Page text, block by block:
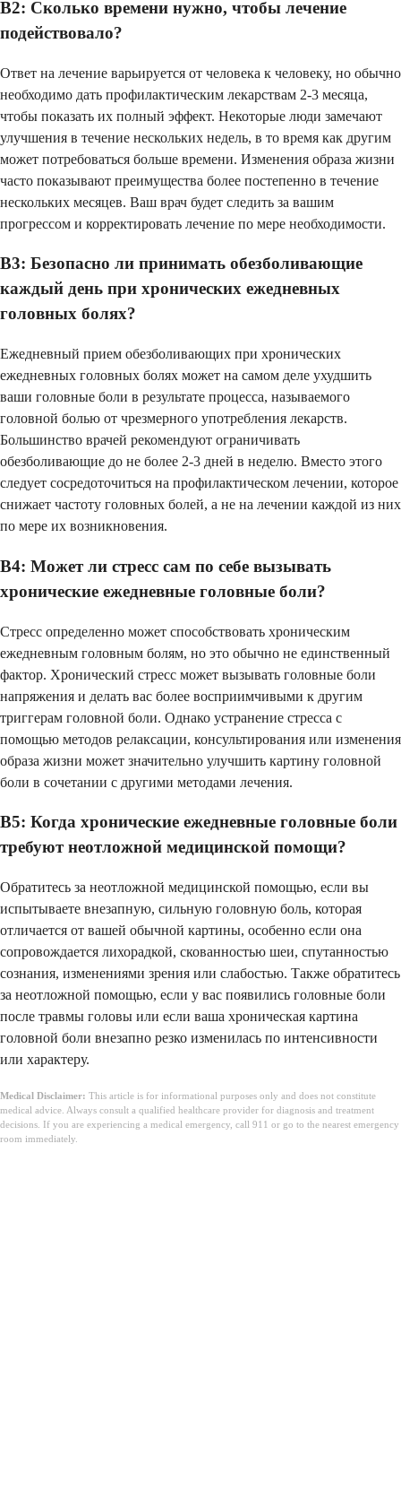
В2: Сколько времени нужно, чтобы лечение
подействовало?
Ответ на лечение варьируется от человека к человеку, но обычно
необходимо дать профилактическим лекарствам 2-3 месяца,
чтобы показать их полный эффект. Некоторые люди замечают
улучшения в течение нескольких недель, в то время как другим
может потребоваться больше времени. Изменения образа жизни
часто показывают преимущества более постепенно в течение
нескольких месяцев. Ваш врач будет следить за вашим
прогрессом и корректировать лечение по мере необходимости.
В3: Безопасно ли принимать обезболивающие
каждый день при хронических ежедневных
головных болях?
Ежедневный прием обезболивающих при хронических
ежедневных головных болях может на самом деле ухудшить
ваши головные боли в результате процесса, называемого
головной болью от чрезмерного употребления лекарств.
Большинство врачей рекомендуют ограничивать
обезболивающие до не более 2-3 дней в неделю. Вместо этого
следует сосредоточиться на профилактическом лечении, которое
снижает частоту головных болей, а не на лечении каждой из них
по мере их возникновения.
В4: Может ли стресс сам по себе вызывать
хронические ежедневные головные боли?
Стресс определенно может способствовать хроническим
ежедневным головным болям, но это обычно не единственный
фактор. Хронический стресс может вызывать головные боли
напряжения и делать вас более восприимчивыми к другим
триггерам головной боли. Однако устранение стресса с
помощью методов релаксации, консультирования или изменения
образа жизни может значительно улучшить картину головной
боли в сочетании с другими методами лечения.
В5: Когда хронические ежедневные головные боли
требуют неотложной медицинской помощи?
Обратитесь за неотложной медицинской помощью, если вы
испытываете внезапную, сильную головную боль, которая
отличается от вашей обычной картины, особенно если она
сопровождается лихорадкой, скованностью шеи, спутанностью
сознания, изменениями зрения или слабостью. Также обратитесь
за неотложной помощью, если у вас появились головные боли
после травмы головы или если ваша хроническая картина
головной боли внезапно резко изменилась по интенсивности
или характеру.
Medical Disclaimer: This article is for informational purposes only and does not constitute
medical advice. Always consult a qualified healthcare provider for diagnosis and treatment
decisions. If you are experiencing a medical emergency, call 911 or go to the nearest emergency
room immediately.